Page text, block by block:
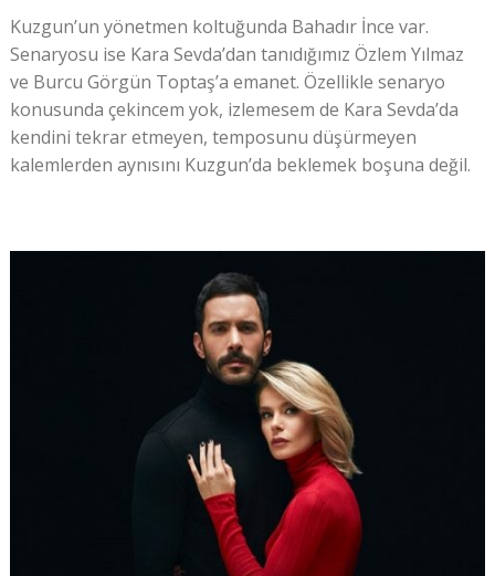
Kuzgun’un yönetmen koltuğunda Bahadır İnce var.
Senaryosu ise Kara Sevda’dan tanıdığımız Özlem Yılmaz
ve Burcu Görgün Toptaş’a emanet. Özellikle senaryo
konusunda çekincem yok, izlemesem de Kara Sevda’da
kendini tekrar etmeyen, temposunu düşürmeyen
kalemlerden aynısını Kuzgun’da beklemek boşuna değil.